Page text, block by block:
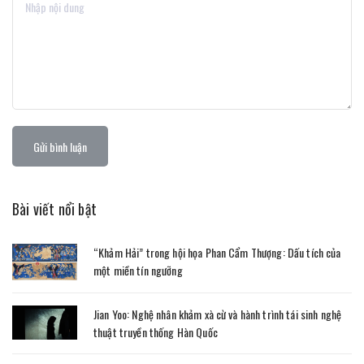
Gửi bình luận
Bài viết nổi bật
“Khảm Hải” trong hội họa Phan Cẩm Thượng: Dấu tích của
một miền tín ngưỡng
Jian Yoo: Nghệ nhân khảm xà cừ và hành trình tái sinh nghệ
thuật truyền thống Hàn Quốc